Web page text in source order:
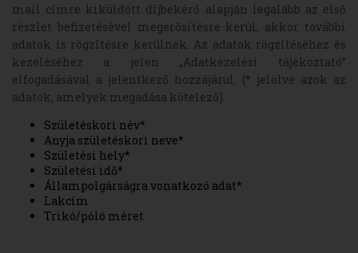
mail címre kiküldött díjbekérő alapján legalább az első
részlet befizetésével megerősítésre kerül, akkor további
adatok is rögzítésre kerülnek. Az adatok rögzítéséhez és
kezeléséhez a jelen „Adatkezelési tájékoztató”
elfogadásával a jelentkező hozzájárul. (* jelölve azok az
adatok, amelyek megadása kötelező).
Születéskori név*
Anyja születéskori neve*
Születési hely*
Születési idő*
Állampolgárságra vonatkozó adat*
Lakcím
Trikó/póló méret